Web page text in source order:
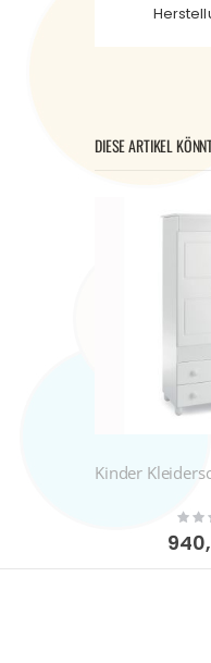
DIESE ARTIKEL
0%